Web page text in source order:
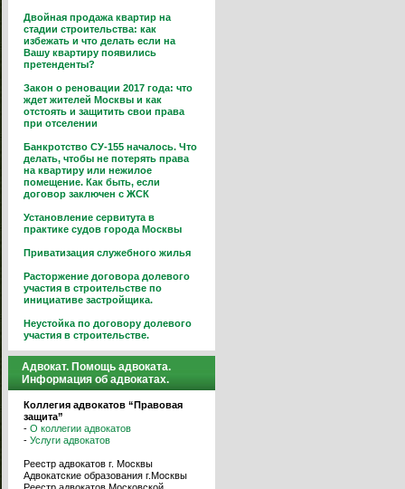
Двойная продажа квартир на
стадии строительства: как
избежать и что делать если на
Вашу квартиру появились
претенденты?
Закон о реновации 2017 года: что
ждет жителей Москвы и как
отстоять и защитить свои права
при отселении
Банкротство СУ-155 началось. Что
делать, чтобы не потерять права
на квартиру или нежилое
помещение. Как быть, если
договор заключен с ЖСК
Установление сервитута в
практике судов города Москвы
Приватизация служебного жилья
Расторжение договора долевого
участия в строительстве по
инициативе застройщика.
Неустойка по договору долевого
участия в строительстве.
Адвокат. Помощь адвоката.
Информация об адвокатах.
Коллегия адвокатов “Правовая
защита”
- О коллегии адвокатов
- Услуги адвокатов
Реестр адвокатов г. Москвы
Адвокатские образования г.Москвы